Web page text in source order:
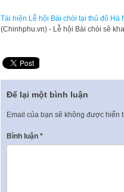
Tái hiện Lễ hội Bài chòi tại thủ đô Hà
​(Chinhphu.vn) - Lễ hội Bài chòi sẽ
Để lại một bình luận
Email của bạn sẽ không được hiển
Bình luận *